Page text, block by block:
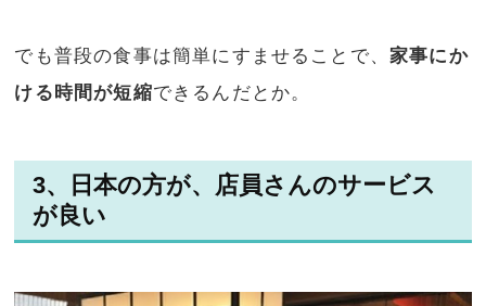
でも普段の食事は簡単にすませることで、家事にか
ける時間が短縮できるんだとか。
3、日本の方が、店員さんのサービス
が良い